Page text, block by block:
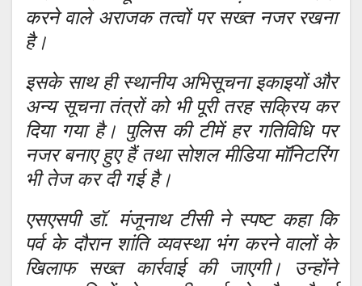
करने वाले अराजक तत्वों पर सख्त नजर रखना
है।
इसके साथ ही स्थानीय अभिसूचना इकाइयों और
अन्य सूचना तंत्रों को भी पूरी तरह सक्रिय कर
दिया गया है। पुलिस की टीमें हर गतिविधि पर
नजर बनाए हुए हैं तथा सोशल मीडिया मॉनिटरिंग
भी तेज कर दी गई है।
एसएसपी डॉ. मंजूनाथ टीसी ने स्पष्ट कहा कि
पर्व के दौरान शांति व्यवस्था भंग करने वालों के
खिलाफ सख्त कार्रवाई की जाएगी। उन्होंने